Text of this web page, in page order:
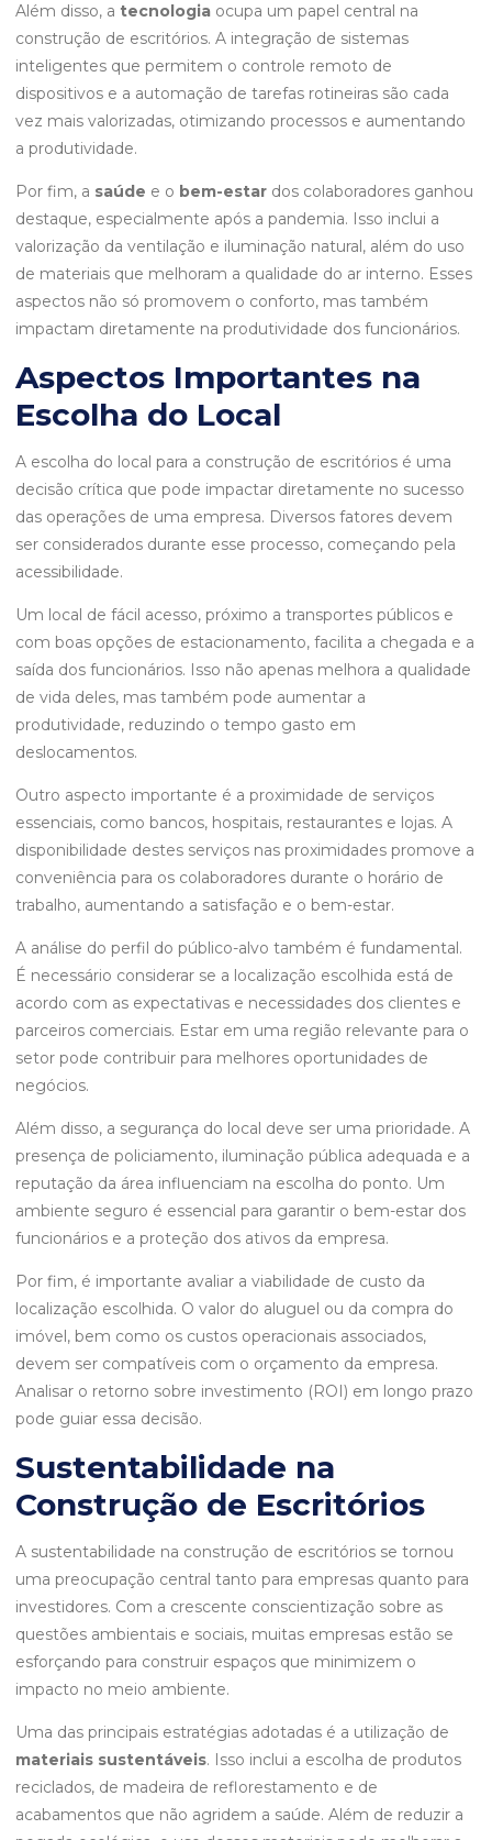
Além disso, a tecnologia ocupa um papel central na
construção de escritórios. A integração de sistemas
inteligentes que permitem o controle remoto de
dispositivos e a automação de tarefas rotineiras são cada
vez mais valorizadas, otimizando processos e aumentando
a produtividade.
Por fim, a saúde e o bem-estar dos colaboradores ganhou
destaque, especialmente após a pandemia. Isso inclui a
valorização da ventilação e iluminação natural, além do uso
de materiais que melhoram a qualidade do ar interno. Esses
aspectos não só promovem o conforto, mas também
impactam diretamente na produtividade dos funcionários.
Aspectos Importantes na
Escolha do Local
A escolha do local para a construção de escritórios é uma
decisão crítica que pode impactar diretamente no sucesso
das operações de uma empresa. Diversos fatores devem
ser considerados durante esse processo, começando pela
acessibilidade.
Um local de fácil acesso, próximo a transportes públicos e
com boas opções de estacionamento, facilita a chegada e a
saída dos funcionários. Isso não apenas melhora a qualidade
de vida deles, mas também pode aumentar a
produtividade, reduzindo o tempo gasto em
deslocamentos.
Outro aspecto importante é a proximidade de serviços
essenciais, como bancos, hospitais, restaurantes e lojas. A
disponibilidade destes serviços nas proximidades promove a
conveniência para os colaboradores durante o horário de
trabalho, aumentando a satisfação e o bem-estar.
A análise do perfil do público-alvo também é fundamental.
É necessário considerar se a localização escolhida está de
acordo com as expectativas e necessidades dos clientes e
parceiros comerciais. Estar em uma região relevante para o
setor pode contribuir para melhores oportunidades de
negócios.
Além disso, a segurança do local deve ser uma prioridade. A
presença de policiamento, iluminação pública adequada e a
reputação da área influenciam na escolha do ponto. Um
ambiente seguro é essencial para garantir o bem-estar dos
funcionários e a proteção dos ativos da empresa.
Por fim, é importante avaliar a viabilidade de custo da
localização escolhida. O valor do aluguel ou da compra do
imóvel, bem como os custos operacionais associados,
devem ser compatíveis com o orçamento da empresa.
Analisar o retorno sobre investimento (ROI) em longo prazo
pode guiar essa decisão.
Sustentabilidade na
Construção de Escritórios
A sustentabilidade na construção de escritórios se tornou
uma preocupação central tanto para empresas quanto para
investidores. Com a crescente conscientização sobre as
questões ambientais e sociais, muitas empresas estão se
esforçando para construir espaços que minimizem o
impacto no meio ambiente.
Uma das principais estratégias adotadas é a utilização de
materiais sustentáveis. Isso inclui a escolha de produtos
reciclados, de madeira de reflorestamento e de
acabamentos que não agridem a saúde. Além de reduzir a